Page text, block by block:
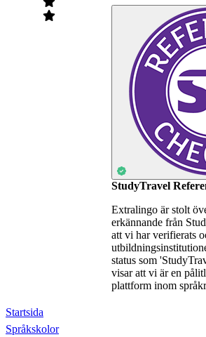
StudyTravel
Extralingo är stolt
erkännande från
att vi har verifierats
status som
visar att vi är en
plattform inom
Startsida
Språkskolor